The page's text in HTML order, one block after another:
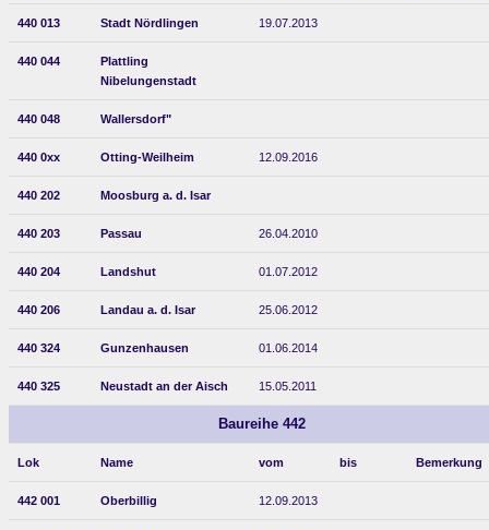
440 013 Stadt Nördlingen 19.07.2013
440 044
Plattling
Nibelungenstadt
440 048 Wallersdorf"
440 0xx Otting-Weilheim 12.09.2016
440 202 Moosburg a. d. Isar
440 203 Passau 26.04.2010
440 204 Landshut 01.07.2012
440 206 Landau a. d. Isar 25.06.2012
440 324 Gunzenhausen 01.06.2014
440 325 Neustadt an der Aisch 15.05.2011
Baureihe 442
Lok Name vom bis Bemerkung
442 001 Oberbillig 12.09.2013